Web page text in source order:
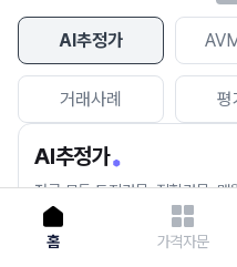
AI추정가
거래사례 평
AI추정가
전국 모든 토지건물, 집합건물,
세요.
홈 가격자문